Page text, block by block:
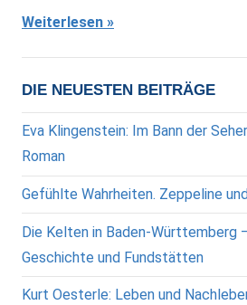
Weiterlesen
DIE NEUESTEN BEITRÄGE
Eva Klingenstein: Im Bann der
Roman
Gefühlte Wahrheiten. Zeppeline
Die Kelten in Baden-Württemberg
Geschichte und Fundstätten
Kurt Oesterle: Leben und